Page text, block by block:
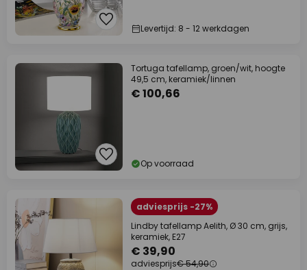
Levertijd: 8 - 12 werkdagen
Tortuga tafellamp, groen/wit, hoogte
49,5 cm, keramiek/linnen
€ 100,66
Op voorraad
adviesprijs -27%
Lindby tafellamp Aelith, Ø 30 cm, grijs,
keramiek, E27
€ 39,90
adviesprijs€ 54,90